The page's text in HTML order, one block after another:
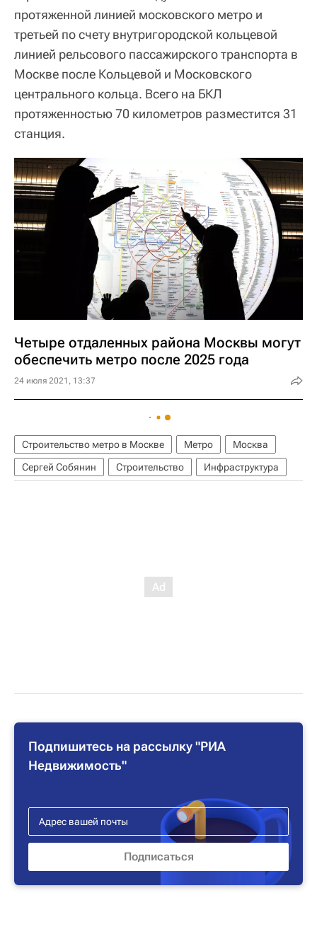
протяженной линией московского метро и
третьей по счету внутригородской кольцевой
линией рельсового пассажирского транспорта в
Москве после Кольцевой и Московского
центрального кольца. Всего на БКЛ
протяженностью 70 километров разместится 31
станция.
Четыре отдаленных района Москвы могут
обеспечить метро после 2025 года
24 июля 2021, 13:37
Строительство метро в Москве Метро
Москва
Сергей Собянин
Строительство Инфраструктура
Подпишитесь на рассылку "РИА
Недвижимость"